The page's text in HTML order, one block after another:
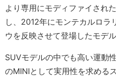
より専用にモディファイされ
し、2012年にモンテカルロラ
ウを反映させて登場したモデル
SUVモデルの中でも高い運動
のMINIとして実用性を求める